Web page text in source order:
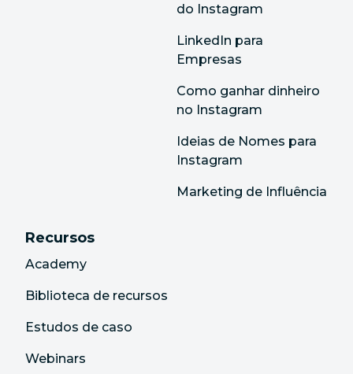
do Instagram
LinkedIn para
Empresas
Como ganhar dinheiro
no Instagram
Ideias de Nomes para
Instagram
Marketing de Influência
Recursos
Academy
Biblioteca de recursos
Estudos de caso
Webinars